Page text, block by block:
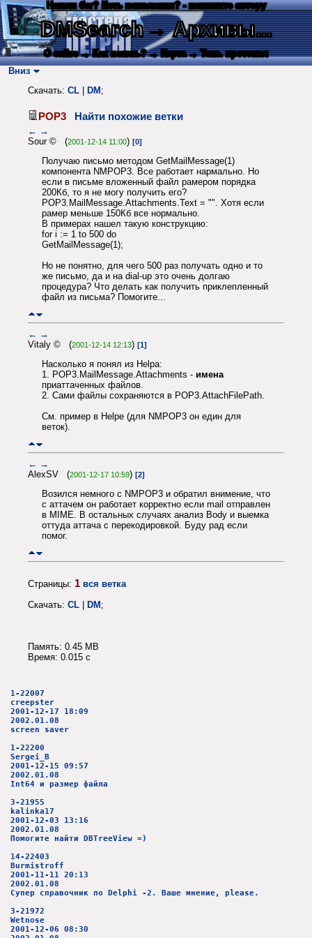
Нашли баг? Есть пожелания? - напишите автору
DMSearch→ Архивы...
О сайте → Как искать? → Карта → Текс. протокол
Вниз
Скачать: CL DM ;
POP3 Найти похожие ветки
← →
Sour © (2001-12-14 11:00) [0]
Получаю письмо методом GetMailMessage(1)
компонента NMPOP3. Все работает нармально. Но
если в письме вложенный файл рамером порядка
200Кб, то я не могу получить его?
POP3.MailMessage.Attachments.Text = "". Хотя если
рамер меньше 150Кб все нормально.
В примерах нашел такую конструкцию:
for i := 1 to 500 do
GetMailMessage(1);
Но не понятно, для чего 500 раз получать одно и то
же письмо, да и на dial-up это очень долгаю
процедура? Что делать как получить приклепленный
файл из письма? Помогите...
← →
Vitaly © (2001-12-14 12:13) [1]
Насколько я понял из Helpa:
1. POP3.MailMessage.Attachments - имена
приаттаченных файлов.
2. Сами файлы сохраняются в POP3.AttachFilePath.
См. пример в Helpe (для NMPOP3 он един для
веток).
← →
AlexSV (2001-12-17 10:59) [2]
Возился немного с NMPOP3 и обратил внимение, что
с аттачем он работает корректно если mail отправлен
в MIME. В остальных случаях анализ Body и выемка
оттуда аттача с перекодировкой. Буду рад если
помог.
Страницы: 1 вся ветка
Скачать: CL | DM;
Память: 0.45 MB
Время: 0.015 c
1-22007
creepster
2001-12-17 18:09
2002.01.08
screen saver
1-22200
Sergei_B
2001-12-15 09:57
2002.01.08
Int64 и размер файла
3-21955
kalinka17
2001-12-03 13:16
2002.01.08
Помогите найти DBTreeView =)
14-22403
Burmistroff
2001-11-11 20:13
2002.01.08
Супер справочник по Delphi -2. Ваше мнение, please.
3-21972
Wetnose
2001-12-06 08:30